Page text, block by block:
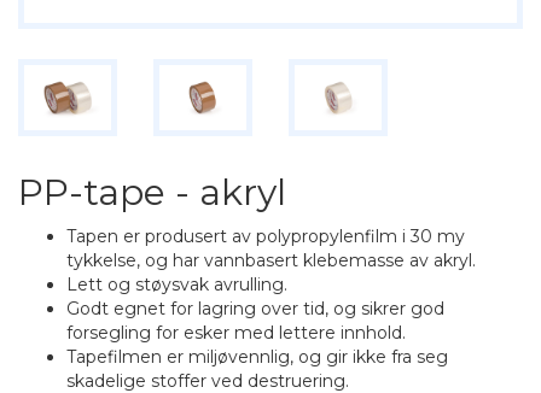
PP-tape - akryl
Tapen er produsert av polypropylenfilm i 30 my
tykkelse, og har vannbasert klebemasse av akryl.
Lett og støysvak avrulling.
Godt egnet for lagring over tid, og sikrer god
forsegling for esker med lettere innhold.
Tapefilmen er miljøvennlig, og gir ikke fra seg
skadelige stoffer ved destruering.